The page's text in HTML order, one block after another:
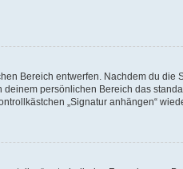
Bereich entwerfen. Nachdem du die
persönlichen Bereich das
„Signatur anhängen“